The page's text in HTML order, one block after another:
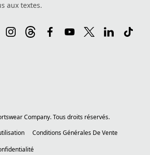
aux textes.
Company. Tous droits réservés.
Conditions Générales De Vente